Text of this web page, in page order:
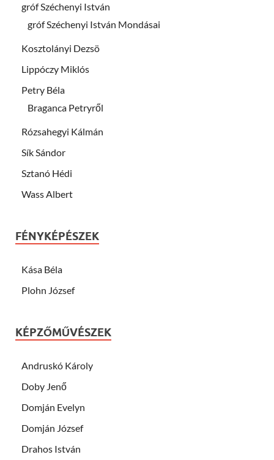
gróf Széchenyi István
gróf Széchenyi István Mondásai
Kosztolányi Dezsö
Lippóczy Miklós
Petry Béla
Braganca Petryről
Rózsahegyi Kálmán
Sík Sándor
Sztanó Hédi
Wass Albert
FÉNYKÉPÉSZEK
Kása Béla
Plohn József
KÉPZŐMŰVÉSZEK
Andruskó Károly
Doby Jenő
Domján Evelyn
Domján József
Drahos István